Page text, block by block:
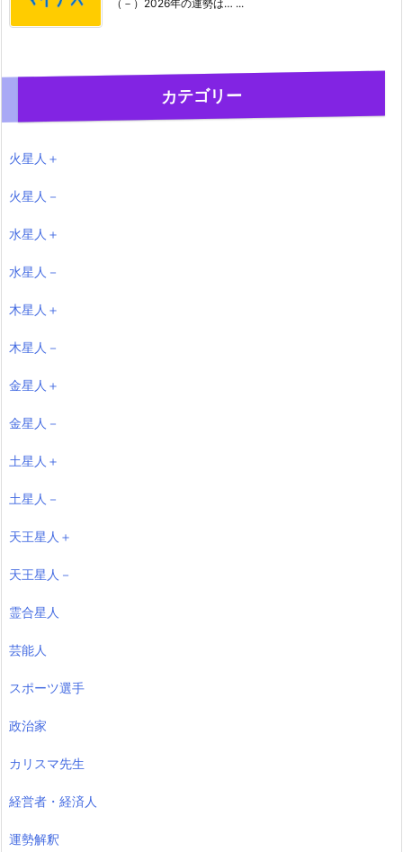
（－）2026年の運勢は… ...
カテゴリー
火星人＋
火星人－
水星人＋
水星人－
木星人＋
木星人－
金星人＋
金星人－
土星人＋
土星人－
天王星人＋
天王星人－
霊合星人
芸能人
スポーツ選手
政治家
カリスマ先生
経営者・経済人
運勢解釈